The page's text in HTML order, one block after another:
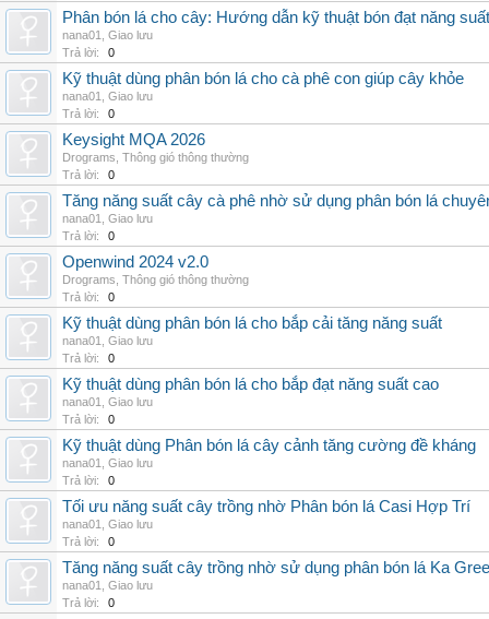
Phân bón lá cho cây: Hướng dẫn kỹ thuật bón đạt năng suất
nana01
Giao lưu
Trả lời:
0
Kỹ thuật dùng phân bón lá cho cà phê con giúp cây khỏe
nana01
Giao lưu
Trả lời:
0
Keysight MQA 2026
Drograms Thông gió thông thường
Trả lời:
0
Tăng năng suất cây cà phê nhờ sử dụng phân bón lá
nana01
Giao lưu
Trả lời:
0
Openwind 2024 v2.0
Drograms Thông gió thông thường
Trả lời:
0
Kỹ thuật dùng phân bón lá cho bắp cải tăng năng suất
nana01
Giao lưu
Trả lời:
0
Kỹ thuật dùng phân bón lá cho bắp đạt năng suất cao
nana01
Giao lưu
Trả lời:
0
Kỹ thuật dùng Phân bón lá cây cảnh tăng cường đề kháng
nana01
Giao lưu
Trả lời:
0
Tối ưu năng suất cây trồng nhờ Phân bón lá Casi Hợp Trí
nana01
Giao lưu
Trả lời:
0
Tăng năng suất cây trồng nhờ sử dụng phân bón lá Ka
nana01
Giao lưu
Trả lời:
0